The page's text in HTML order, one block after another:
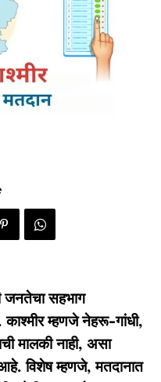
जनतेचा सहभाग
म्हणजे नेहरू-गांधी,
मालकी नाही, असा
विशेष म्हणजे, मतदानात